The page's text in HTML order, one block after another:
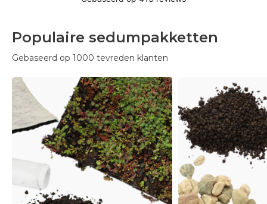
Gebaseerd op 1000 tevreden klanten
Populaire sedumpakketten